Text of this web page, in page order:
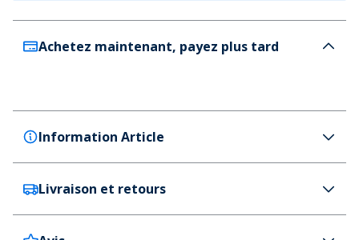
Achetez maintenant, payez plus tard
Information Article
Barbour
Barbour Lunettes de soleil Femme Multicolore
Couleur
Livraison et retours